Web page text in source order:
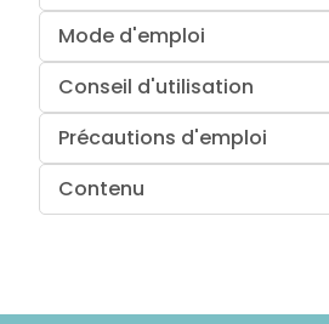
Mode d'emploi
Conseil d'utilisation
Précautions d'emploi
Contenu